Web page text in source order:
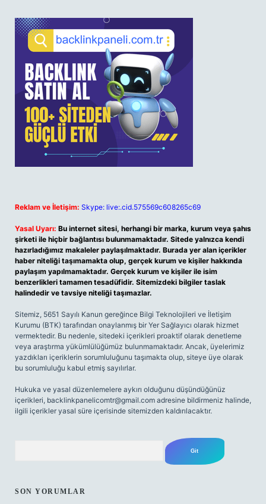
Reklam ve İletişim: Skype: live:.cid.575569c608265c69
Yasal Uyarı: Bu internet sitesi, herhangi bir marka, kurum veya şahıs
şirketi ile hiçbir bağlantısı bulunmamaktadır. Sitede yalnızca kendi
hazırladığımız makaleler paylaşılmaktadır. Burada yer alan içerikler
haber niteliği taşımamakta olup, gerçek kurum ve kişiler hakkında
paylaşım yapılmamaktadır. Gerçek kurum ve kişiler ile isim
benzerlikleri tamamen tesadüfidir. Sitemizdeki bilgiler taslak
halindedir ve tavsiye niteliği taşımazlar.
Sitemiz, 5651 Sayılı Kanun gereğince Bilgi Teknolojileri ve İletişim
Kurumu (BTK) tarafından onaylanmış bir Yer Sağlayıcı olarak hizmet
vermektedir. Bu nedenle, sitedeki içerikleri proaktif olarak denetleme
veya araştırma yükümlülüğümüz bulunmamaktadır. Ancak, üyelerimiz
yazdıkları içeriklerin sorumluluğunu taşımakta olup, siteye üye olarak
bu sorumluluğu kabul etmiş sayılırlar.
Hukuka ve yasal düzenlemelere aykırı olduğunu düşündüğünüz
içerikleri, backlinkpanelicomtr@gmail.com adresine bildirmeniz halinde,
ilgili içerikler yasal süre içerisinde sitemizden kaldırılacaktır.
SON YORUMLAR